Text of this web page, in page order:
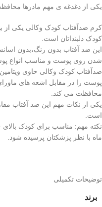
یکی از دغدغه ی مهم مادرها
کرم ضدآفتاب کودک وکالی یکی از
کودک دلبنداتان است.
این ضد آفتاب بدون رنگ،بدون
شدن روی پوست و مناسب انواع
ضدآفتاب کودک وکالی حاوی
محافظت می کند‌.
یکی از نکات مهم این ضد آفتاب
است.
ماه با نظر پزشکتان پرسیده شود.
توضیحات تکمیلی
برند